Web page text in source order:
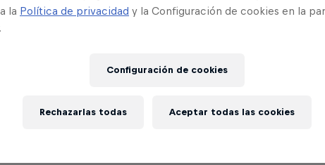
la Política de privacidad y la Configuración de cookies en la
Configuración de cookies
Rechazarlas todas Aceptar todas las cookies